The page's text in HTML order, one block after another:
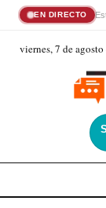
EN DIRECTO
viernes, 7 de